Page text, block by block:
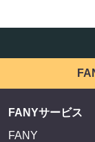
FANYサービス
FANY